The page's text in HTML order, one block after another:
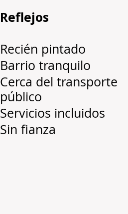
Reflejos
Recién pintado
Barrio tranquilo
Cerca del transporte
público
Servicios incluidos
Sin fianza